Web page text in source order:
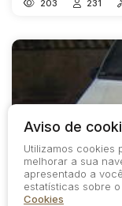
203 231
Aviso de
Utilizamos cookies
melhorar a sua
apresentado a
estatísticas sobre
Cookies